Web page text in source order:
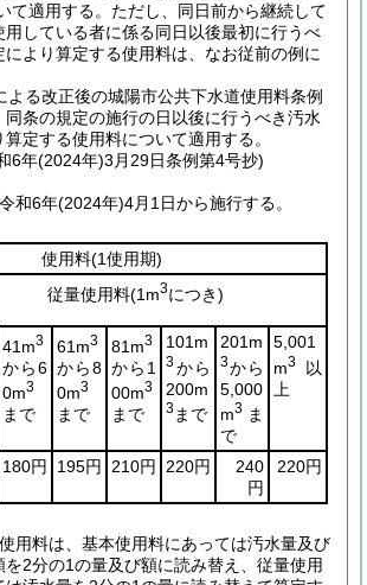
て適用する。 ただし、同日前から継続して
用している者に係る同日以後最初に行うべ
により算定する使用料は、なお従前の例に
よる改正後の城陽市公共下水道使用料条例
同条の規定の施行の日以後に行うべき汚水
定する使用料について適用する。
6年(2024年)3月29日条例第4号抄)
和6年(2024年)4月1日から施行する。
使用料(1使用期)
従量使用料(1m3につき)
41m3
から6
0m3
まで
61m3
から8
0m3
まで
81m3
から1
00m3
まで
101m
3から
200m
3まで
201m
3から
5,000
m3 ま
で
5,001
m3
以
上
180円 195円 210円 220円
240
円
220円
用料は、基本使用料にあっては汚水量及び
を2分の1の量及び額に読み替え、従量使用